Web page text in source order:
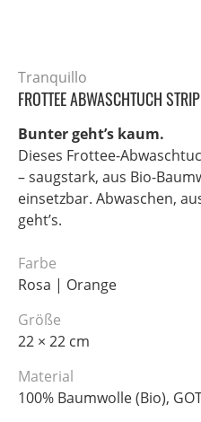
Tranquillo
FROTTEE ABWASCHTUCH
Bunter geht’s kaum.
Dieses Frottee-
– saugstark, aus Bio-
einsetzbar. Abwaschen,
geht’s.
Farbe
Rosa | Orange
Größe
22 × 22 cm
Material
100% Baumwolle (Bio),